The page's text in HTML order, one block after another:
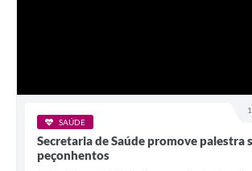
SAÚDE
Secretaria de Saúde promove palestra
peçonhentos